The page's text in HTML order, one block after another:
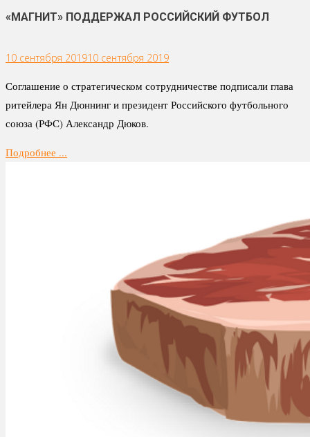
«МАГНИТ» ПОДДЕРЖАЛ РОССИЙСКИЙ ФУТБОЛ
10 сентября 201910 сентября 2019
Соглашение о стратегическом сотрудничестве подписали глава
ритейлера Ян Дюннинг и президент Российского футбольного
союза (РФС) Александр Дюков.
Подробнее ...